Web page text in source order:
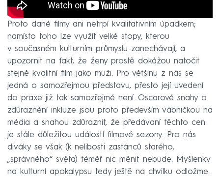
Proto dané filmy ani netrpí kvalitativním úpadkem;
namísto toho lze využít velké stopy, kterou
v současném kulturním průmyslu zanechávají, a
upozornit na fakt, že ženy prostě dokážou natočit
stejně kvalitní film jako muži. Pro většinu z nás se
jedná o samozřejmou představu, přesto její uvedení
do praxe již tak samozřejmé není. Oscarové snahy o
zdůraznění inkluze jsou proto především vábničkou na
média a snahou zdůraznit, že předávaní těchto cen
je stále důležitou událostí filmové sezony. Pro nás
diváky se však (k nelibosti zastánců starého,
„správného“ světa) téměř nic měnit nebude. Myšlenky
na kulturní apokalypsu tedy ještě na chvilku odložme.